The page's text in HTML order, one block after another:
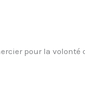
pour la volonté